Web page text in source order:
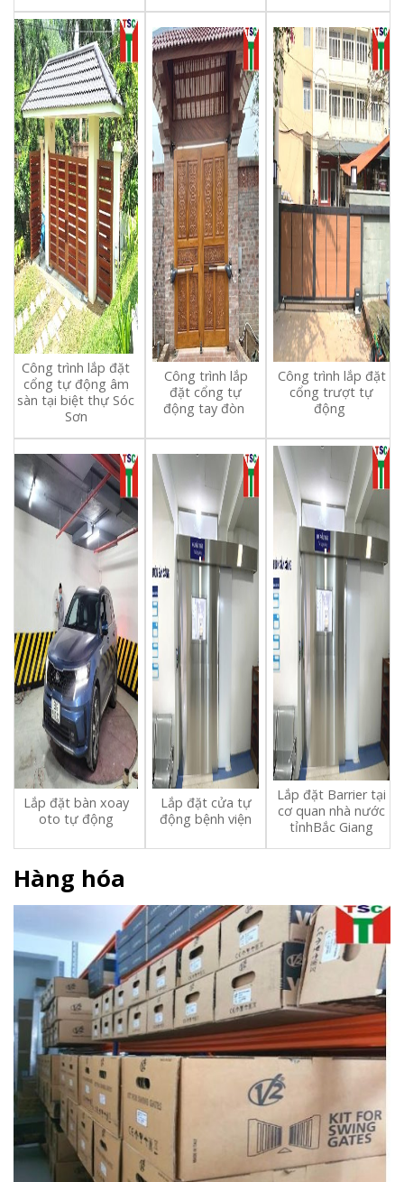
Công trình lắp đặt
cổng tự động âm
sàn tại biệt thự Sóc
Sơn
Công trình lắp
đặt cổng tự
động tay đòn
Công trình lắp đặt
cổng trượt tự
động
Lắp đặt bàn xoay
oto tự động
Lắp đặt cửa tự
động bệnh viện
Lắp đặt Barrier tại
cơ quan nhà nước
tỉnhBắc Giang
Hàng hóa